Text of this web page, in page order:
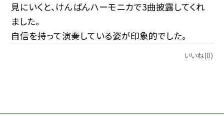
見にいくと、けんばんハーモニカで3曲披露してくれ
ました。
自信を持って演奏している姿が印象的でした。
いいね(0)